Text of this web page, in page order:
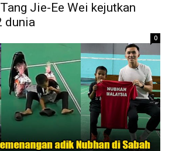
Jie-Ee Wei kejutkan
dunia
0